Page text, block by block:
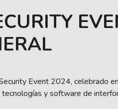
Event 2024, celebrado
y software de